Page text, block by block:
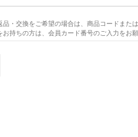
・交換をご希望の場合は、商品コードまた
持ちの方は、会員カード番号のご入力をお願